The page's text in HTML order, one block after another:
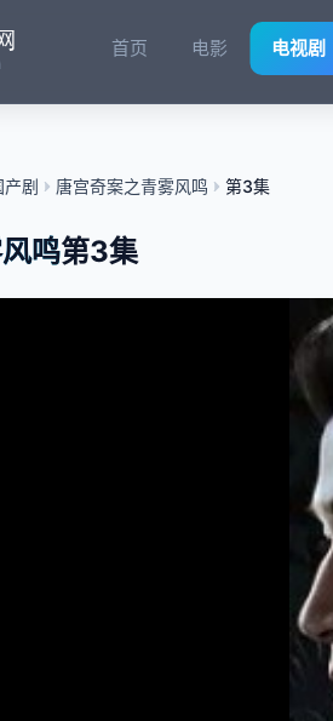
首页 电影 电视剧
产剧 唐宫奇案之青雾风鸣 第3集
鸣第3集